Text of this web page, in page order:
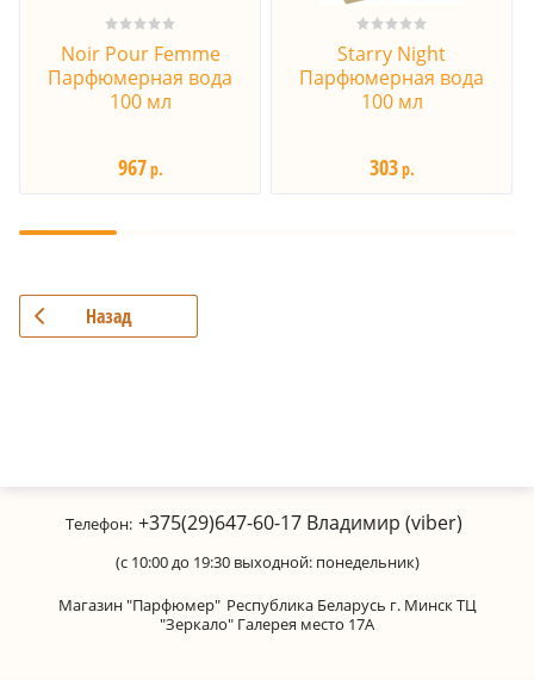
Noir Pour Femme
Парфюмерная вода
100 мл
967р.
Starry Night
Парфюмерная вода
100 мл
303р.
Назад
Телефон: +375(29)647-60-17 Владимир (viber)
(с 10:00 до 19:30 выходной: понедельник)
Магазин "Парфюмер" Республика Беларусь г. Минск ТЦ
"Зеркало" Галерея место 17А